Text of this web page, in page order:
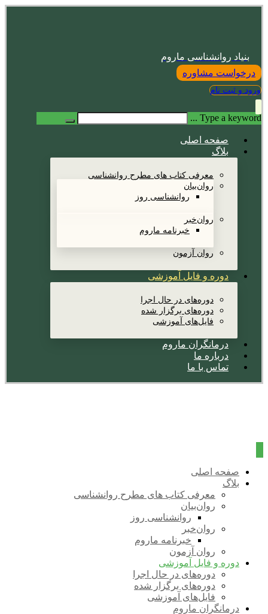
بنیاد روانشناسی ماروم
درخواست مشاوره
ورود و ثبت نام
Type a keyword ...
صفحه اصلی
بلاگ
معرفی کتاب های مطرح روانشناسی
روان‌بیان
روانشناسی روز
روان‌خبر
خبرنامه ماروم
روان آزمون
دوره و فایل آموزشی
دوره‌های در حال اجرا
دوره‌های برگزار شده
فایل‌های آموزشی
درمانگران ماروم
درباره ما
تماس با ما
صفحه اصلی
بلاگ
معرفی کتاب های مطرح روانشناسی
روان‌بیان
روانشناسی روز
روان‌خبر
خبرنامه ماروم
روان آزمون
دوره و فایل آموزشی
دوره‌های در حال اجرا
دوره‌های برگزار شده
فایل‌های آموزشی
درمانگران ماروم